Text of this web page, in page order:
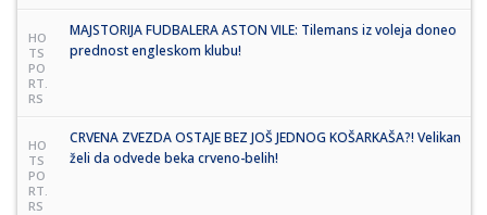
HO
TS
PO
RT.
RS
MAJSTORIJA FUDBALERA ASTON VILE: Tilemans iz voleja doneo
prednost engleskom klubu!
HO
TS
PO
RT.
RS
CRVENA ZVEZDA OSTAJE BEZ JOŠ JEDNOG KOŠARKAŠA?! Velikan
želi da odvede beka crveno-belih!